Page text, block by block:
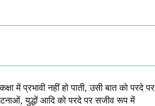
में प्रभावी नहीं हो पाती, उसी बात को परदे पर
युद्धों आदि को परदे पर सजीव रूप में